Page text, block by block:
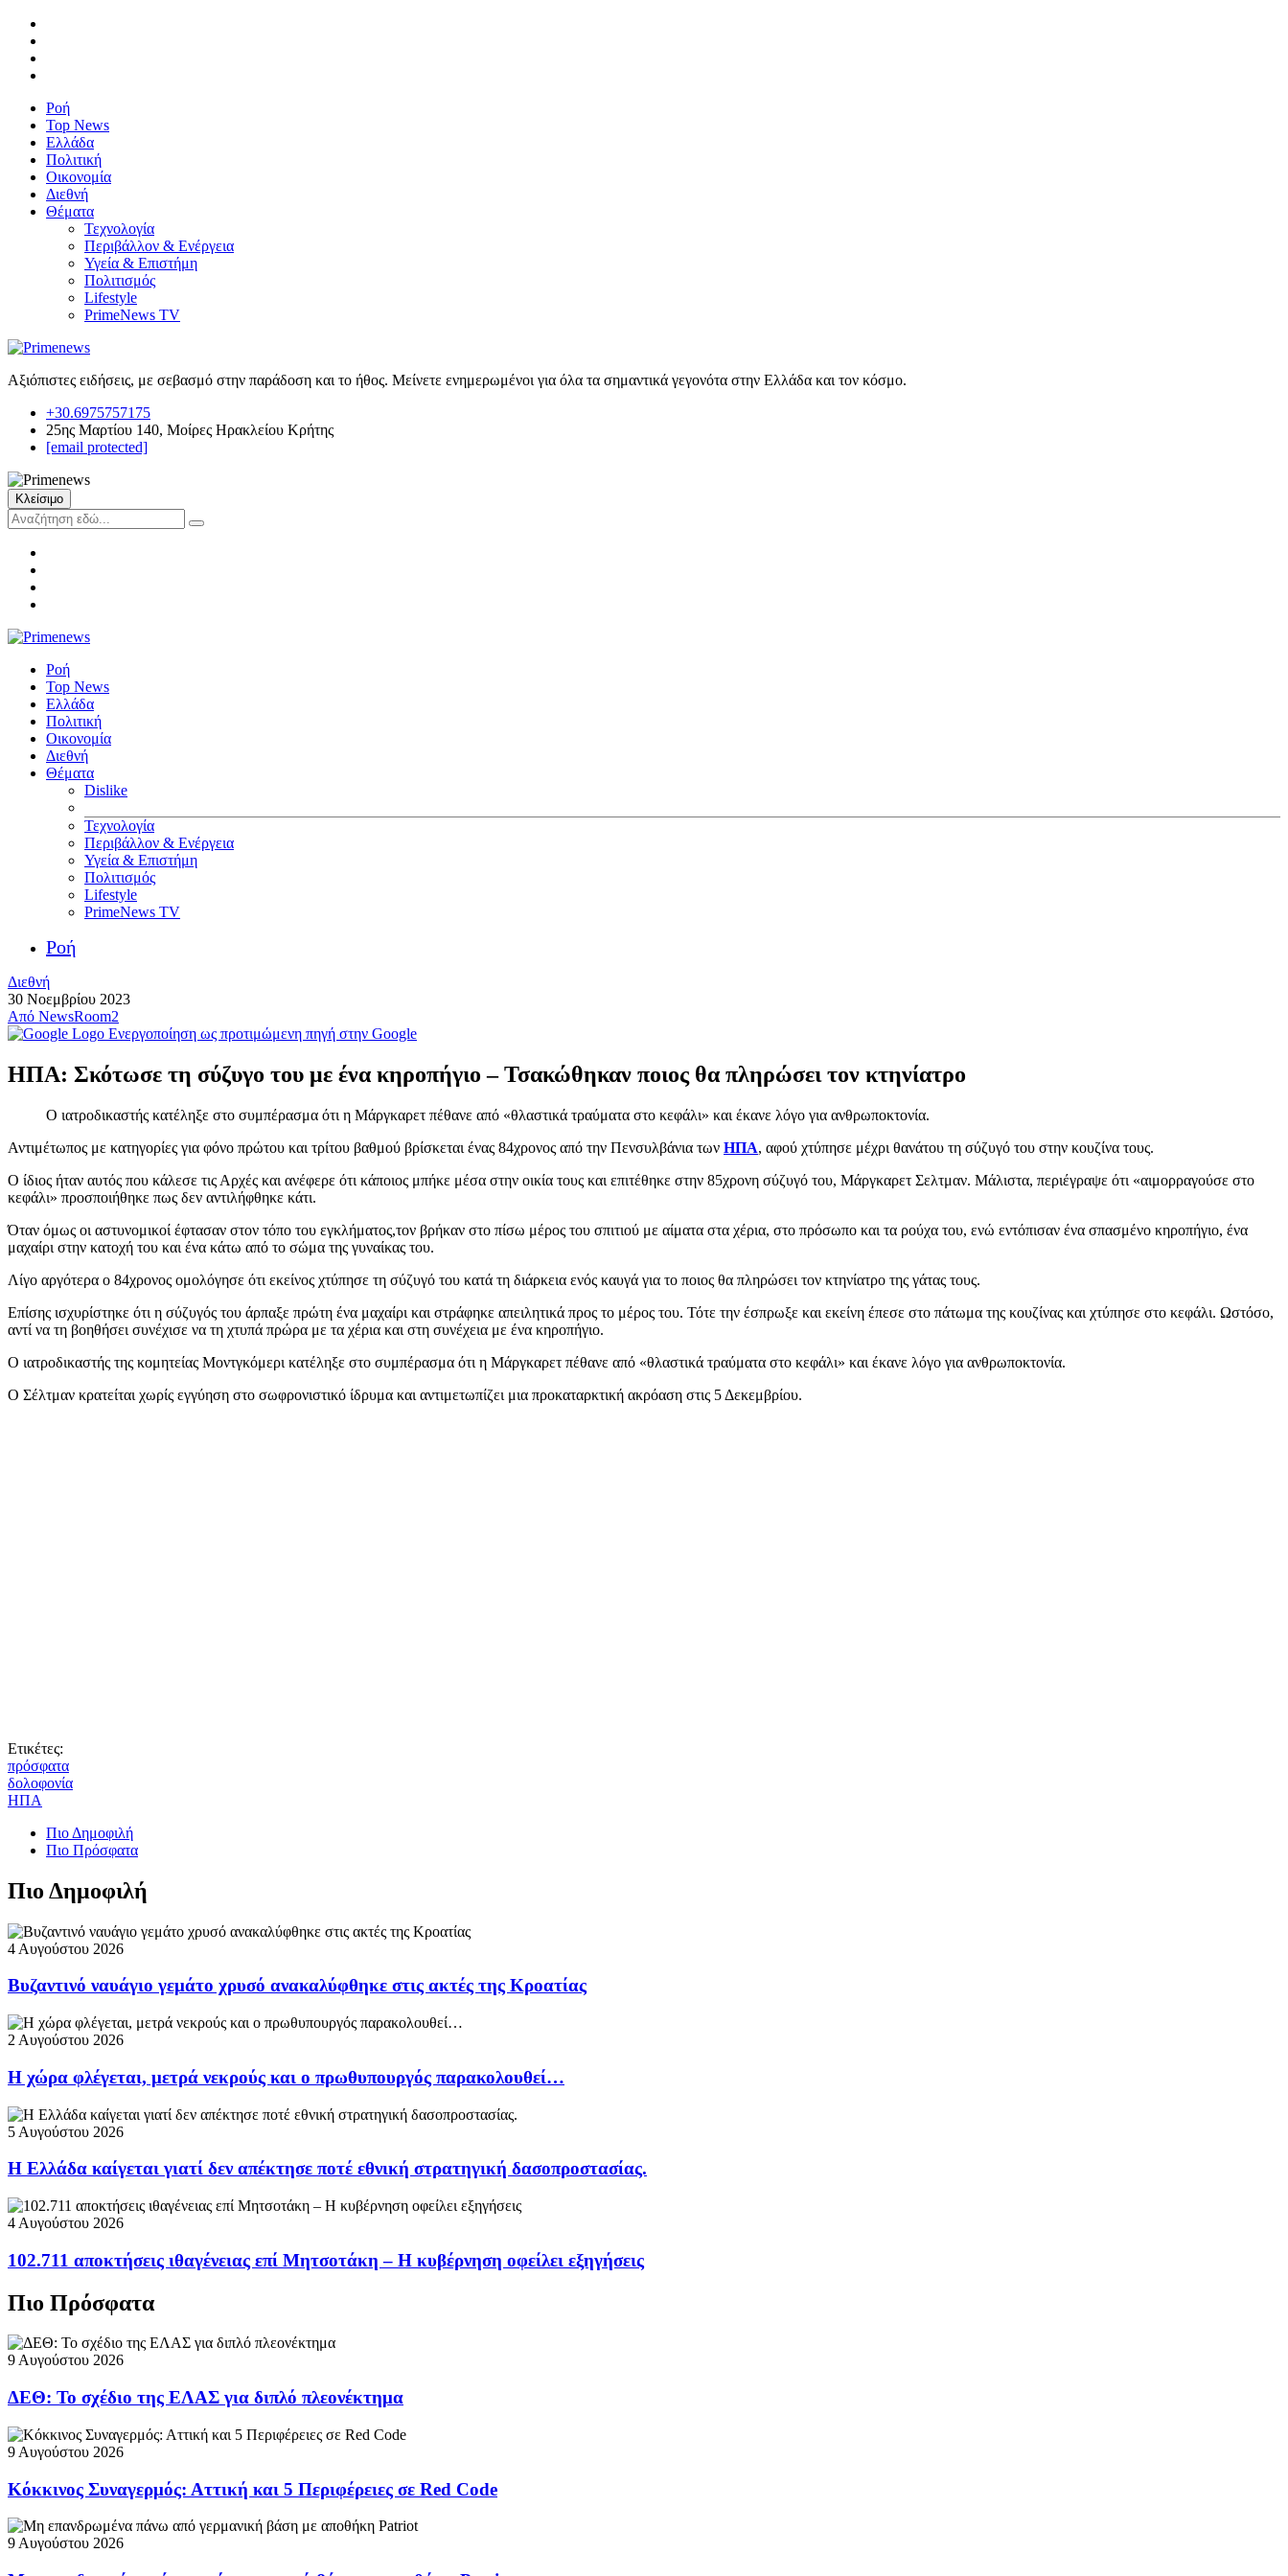
Ροή
Top News
Ελλάδα
Πολιτική
Οικονομία
Διεθνή
Θέματα
Τεχνολογία
Περιβάλλον & Ενέργεια
Υγεία & Επιστήμη
Πολιτισμός
Lifestyle
PrimeNews TV
Αξιόπιστες ειδήσεις, με σεβασμό στην παράδοση και το ήθος. Μείνετε ενημερωμένοι για όλα τα σημαντικά γεγονότα στην Ελλάδα και τον κόσμο.
+30.6975757175
25ης Μαρτίου 140, Μοίρες Ηρακλείου Κρήτης
[email protected]
Κλείσιμο
Ροή
Top News
Ελλάδα
Πολιτική
Οικονομία
Διεθνή
Θέματα
Dislike
Τεχνολογία
Περιβάλλον & Ενέργεια
Υγεία & Επιστήμη
Πολιτισμός
Lifestyle
PrimeNews TV
Ροή
Διεθνή
30 Νοεμβρίου 2023
Από NewsRoom2
Ενεργοποίηση ως προτιμώμενη πηγή στην Google
ΗΠΑ: Σκότωσε τη σύζυγο του με ένα κηροπήγιο – Τσακώθηκαν ποιος θα πληρώσει τον κτηνίατρο
Ο ιατροδικαστής κατέληξε στο συμπέρασμα ότι η Μάργκαρετ πέθανε από «θλαστικά τραύματα στο κεφάλι» και έκανε λόγο για ανθρωποκτονία.
Αντιμέτωπος με κατηγορίες για φόνο πρώτου και τρίτου βαθμού βρίσκεται ένας 84χρονος από την Πενσυλβάνια των ΗΠΑ, αφού χτύπησε μέχρι θανάτου τη σύζυγό του στην κουζίνα τους.
Ο ίδιος ήταν αυτός που κάλεσε τις Αρχές και ανέφερε ότι κάποιος μπήκε μέσα στην οικία τους και επιτέθηκε στην 85χρονη σύζυγό του, Μάργκαρετ Σελτμαν. Μάλιστα, περιέγραψε ότι «αιμορραγούσε στο
κεφάλι» προσποιήθηκε πως δεν αντιλήφθηκε κάτι.
Όταν όμως οι αστυνομικοί έφτασαν στον τόπο του εγκλήματος,τον βρήκαν στο πίσω μέρος του σπιτιού με αίματα στα χέρια, στο πρόσωπο και τα ρούχα του, ενώ εντόπισαν ένα σπασμένο κηροπήγιο, ένα
μαχαίρι στην κατοχή του και ένα κάτω από το σώμα της γυναίκας του.
Λίγο αργότερα ο 84χρονος ομολόγησε ότι εκείνος χτύπησε τη σύζυγό του κατά τη διάρκεια ενός καυγά για το ποιος θα πληρώσει τον κτηνίατρο της γάτας τους.
Επίσης ισχυρίστηκε ότι η σύζυγός του άρπαξε πρώτη ένα μαχαίρι και στράφηκε απειλητικά προς το μέρος του. Τότε την έσπρωξε και εκείνη έπεσε στο πάτωμα της κουζίνας και χτύπησε στο κεφάλι. Ωστόσο,
αντί να τη βοηθήσει συνέχισε να τη χτυπά πρώρα με τα χέρια και στη συνέχεια με ένα κηροπήγιο.
Ο ιατροδικαστής της κομητείας Μοντγκόμερι κατέληξε στο συμπέρασμα ότι η Μάργκαρετ πέθανε από «θλαστικά τραύματα στο κεφάλι» και έκανε λόγο για ανθρωποκτονία.
Ο Σέλτμαν κρατείται χωρίς εγγύηση στο σωφρονιστικό ίδρυμα και αντιμετωπίζει μια προκαταρκτική ακρόαση στις 5 Δεκεμβρίου.
Ετικέτες:
πρόσφατα
δολοφονία
ΗΠΑ
Πιο Δημοφιλή
Πιο Πρόσφατα
Πιο Δημοφιλή
4 Αυγούστου 2026
Βυζαντινό ναυάγιο γεμάτο χρυσό ανακαλύφθηκε στις ακτές της Κροατίας
2 Αυγούστου 2026
Η χώρα φλέγεται, μετρά νεκρούς και ο πρωθυπουργός παρακολουθεί…
5 Αυγούστου 2026
Η Ελλάδα καίγεται γιατί δεν απέκτησε ποτέ εθνική στρατηγική δασοπροστασίας.
4 Αυγούστου 2026
102.711 αποκτήσεις ιθαγένειας επί Μητσοτάκη – Η κυβέρνηση οφείλει εξηγήσεις
Πιο Πρόσφατα
9 Αυγούστου 2026
ΔΕΘ: Το σχέδιο της ΕΛΑΣ για διπλό πλεονέκτημα
9 Αυγούστου 2026
Κόκκινος Συναγερμός: Αττική και 5 Περιφέρειες σε Red Code
9 Αυγούστου 2026